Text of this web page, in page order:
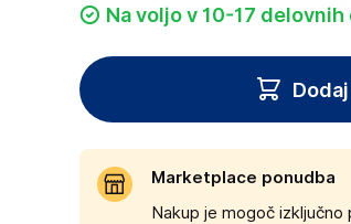
Na voljo v 10-17 delovnih
Marketplace ponudba
Nakup je mogoč izključno